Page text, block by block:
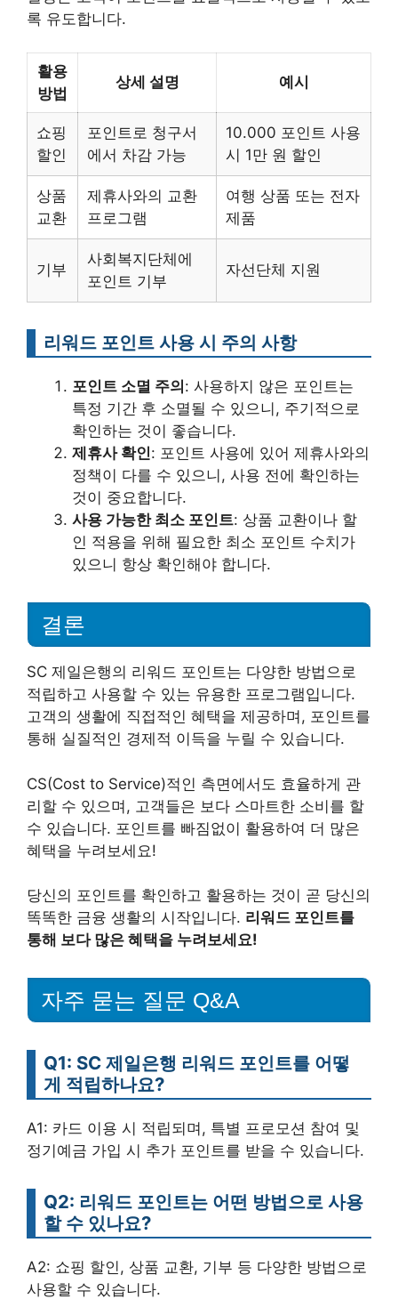
록 유도합니다.
활용
방법
상세 설명 예시
쇼핑
할인
포인트로 청구서
에서 차감 가능
10.000 포인트 사용
시 1만 원 할인
상품
교환
제휴사와의 교환
프로그램
여행 상품 또는 전자
제품
기부
사회복지단체에
포인트 기부
자선단체 지원
리워드 포인트 사용 시 주의 사항
포인트 소멸 주의 : 사용하지 않은 포인트는
특정 기간 후 소멸될 수 있으니, 주기적으로
확인하는 것이 좋습니다.
제휴사 확인: 포인트 사용에 있어 제휴사와의
정책이 다를 수 있으니, 사용 전에 확인하는
것이 중요합니다.
사용 가능한 최소 포인트: 상품 교환이나 할
인 적용을 위해 필요한 최소 포인트 수치가
있으니 항상 확인해야 합니다.
결론
SC 제일은행의 리워드 포인트는 다양한 방법으로
적립하고 사용할 수 있는 유용한 프로그램입니다.
고객의 생활에 직접적인 혜택을 제공하며, 포인트를
통해 실질적인 경제적 이득을 누릴 수 있습니다.
CS(Cost to Service)적인 측면에서도 효율하게 관
리할 수 있으며, 고객들은 보다 스마트한 소비를 할
수 있습니다. 포인트를 빠짐없이 활용하여 더 많은
혜택을 누려보세요!
당신의 포인트를 확인하고 활용하는 것이 곧 당신의
똑똑한 금융 생활의 시작입니다. 리워드 포인트를
통해 보다 많은 혜택을 누려보세요!
자주 묻는 질문 Q&A
Q1: SC 제일은행 리워드 포인트를 어떻
게 적립하나요?
A1: 카드 이용 시 적립되며, 특별 프로모션 참여 및
정기예금 가입 시 추가 포인트를 받을 수 있습니다.
Q2: 리워드 포인트는 어떤 방법으로 사용
할 수 있나요?
A2: 쇼핑 할인, 상품 교환, 기부 등 다양한 방법으로
사용할 수 있습니다.